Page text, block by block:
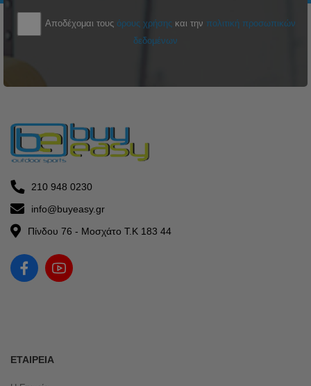
Αποδέχομαι τους όρους χρήσης και την πολιτική προσωπικών
δεδομένων
210 948 0230
info@buyeasy.gr
Πίνδου 76 - Μοσχάτο Τ.Κ 183 44
ΕΤΑΙΡΕΊΑ